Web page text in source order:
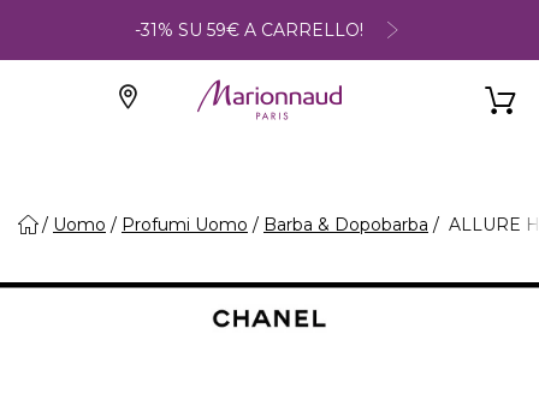
-31% SU 59€ A CARRELLO!
Uomo Profumi Uomo Barba & Dopobarba ALLURE